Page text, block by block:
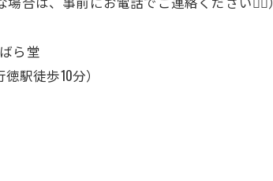
ら堂
駅徒歩10分）